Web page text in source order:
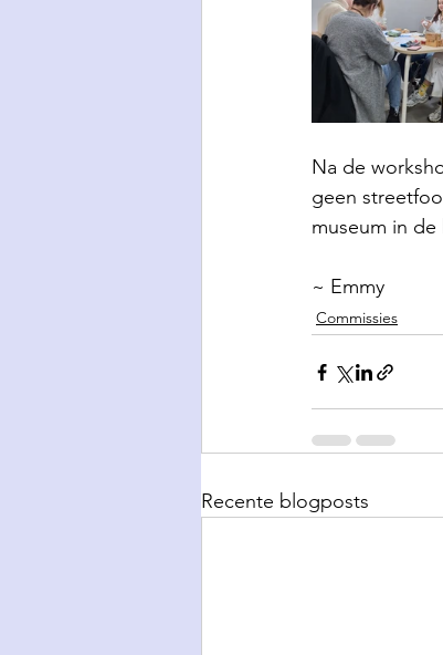
Na de
geen
museum in de
~ Emmy
Commissies
Recente blogposts